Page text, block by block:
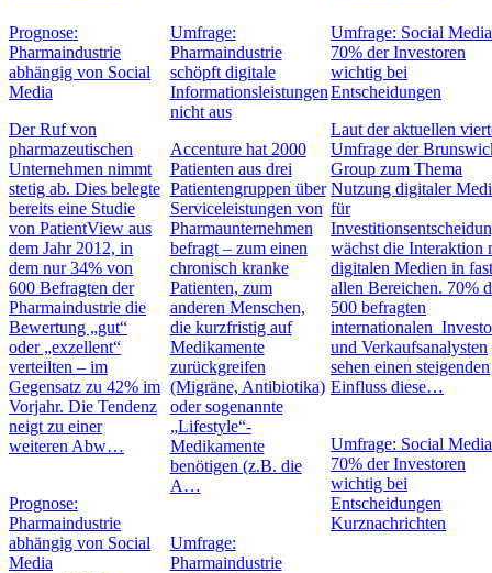
Prognose:
Pharmaindustrie
abhängig von Social
Media
Der Ruf von
pharmazeutischen
Unternehmen nimmt
stetig ab. Dies belegte
bereits eine Studie
von PatientView aus
dem Jahr 2012, in
dem nur 34% von
600 Befragten der
Pharmaindustrie die
Bewertung „gut“
oder „exzellent“
verteilten – im
Gegensatz zu 42% im
Vorjahr. Die Tendenz
neigt zu einer
weiteren Abw…
Prognose:
Pharmaindustrie
abhängig von Social
Media
Umfrage:
Pharmaindustrie
schöpft digitale
Informationsleistungen
nicht aus
Accenture hat 2000
Patienten aus drei
Patientengruppen über
Serviceleistungen von
Pharmaunternehmen
befragt – zum einen
chronisch kranke
Patienten, zum
anderen Menschen,
die kurzfristig auf
Medikamente
zurückgreifen
(Migräne, Antibiotika)
oder sogenannte
„Lifestyle“-
Medikamente
benötigen (z.B. die
A…
Umfrage:
Pharmaindustrie
Umfrage: Social
70% der Investoren
wichtig bei
Entscheidungen
Laut der aktuellen
Umfrage der
Group zum Thema
Nutzung digitaler
für
wächst die Interaktion
digitalen Medien in
allen Bereichen. 70%
500 befragten
internationalen
und Verkaufsanalysten
sehen einen steigenden
Einfluss diese…
Umfrage: Social
70% der Investoren
wichtig bei
Entscheidungen
Kurznachrichten